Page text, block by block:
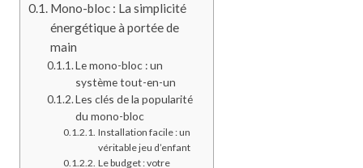
Mono-bloc : La simplicité
énergétique à portée de
main
Le mono-bloc : un
système tout-en-un
Les clés de la popularité
du mono-bloc
Installation facile : un
véritable jeu d’enfant
Le budget : votre